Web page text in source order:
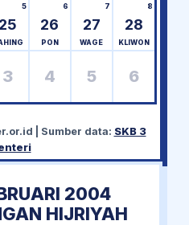
25
5
26
6
PON
27
7
WAGE
28
8
KLIWON
3 4 5 6
| Sumber data: SKB 3
2004
HIJRIYAH